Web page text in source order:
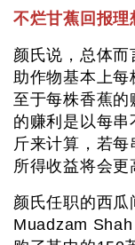
不烂甘蕉回报
颜氏说，总体
助作物基本上每
至于每株香蕉
的赚利是以每
斤来计算，若
所得收益将会
颜氏任职的西
Muadzam